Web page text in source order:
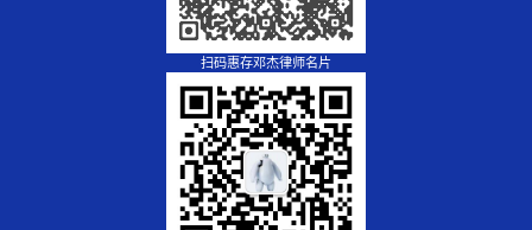
扫码惠存邓杰律师名片